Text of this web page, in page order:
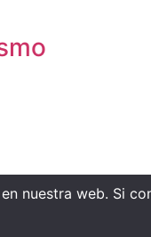
nuestra web. Si